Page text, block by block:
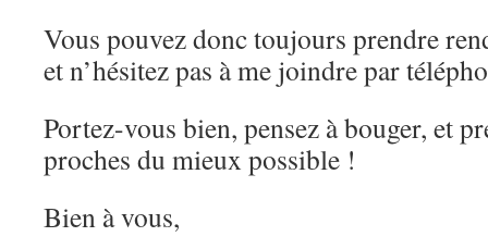
Vous pouvez donc toujours prendre
et n’hésitez pas à me joindre par
Portez-vous bien, pensez à bouger, et
proches du mieux possible !
Bien à vous,